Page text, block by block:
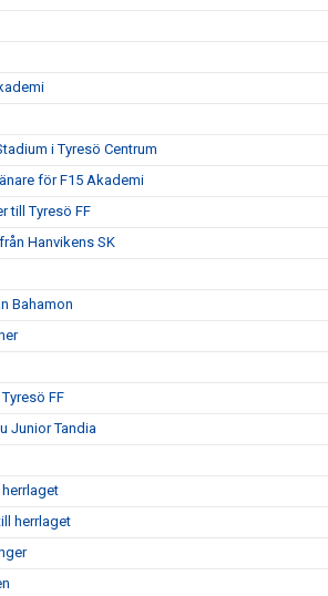
i Tyresö Centrum
för F15 Akademi
till Tyresö FF
Hanvikens SK
Bahamon
FF
Junior Tandia
herrlaget